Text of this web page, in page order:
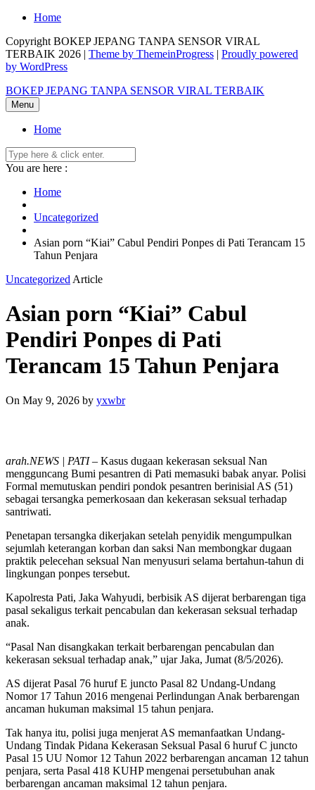
Skip
content
Home
Copyright BOKEP JEPANG TANPA SENSOR VIRAL
TERBAIK 2026 | Theme by ThemeinProgress | Proudly powered
by WordPress
BOKEP JEPANG TANPA SENSOR VIRAL TERBAIK
Menu
Home
You are here :
Home
Uncategorized
Asian porn “Kiai” Cabul Pendiri Ponpes di Pati Terancam 15
Tahun Penjara
Uncategorized Article
Asian porn “Kiai” Cabul
Pendiri Ponpes di Pati
Terancam 15 Tahun Penjara
On May 9, 2026 by yxwbr
arah.NEWS | PATI – Kasus dugaan kekerasan seksual Nan
mengguncang Bumi pesantren di Pati memasuki babak anyar. Polisi
Formal memutuskan pendiri pondok pesantren berinisial AS (51)
sebagai tersangka pemerkosaan dan kekerasan seksual terhadap
santriwati.
Penetapan tersangka dikerjakan setelah penyidik mengumpulkan
sejumlah keterangan korban dan saksi Nan membongkar dugaan
praktik pelecehan seksual Nan menyusuri selama bertahun-tahun di
lingkungan ponpes tersebut.
Kapolresta Pati, Jaka Wahyudi, berbisik AS dijerat berbarengan tiga
pasal sekaligus terkait pencabulan dan kekerasan seksual terhadap
anak.
“Pasal Nan disangkakan terkait berbarengan pencabulan dan
kekerasan seksual terhadap anak,” ujar Jaka, Jumat (8/5/2026).
AS dijerat Pasal 76 huruf E juncto Pasal 82 Undang-Undang
Nomor 17 Tahun 2016 mengenai Perlindungan Anak berbarengan
ancaman hukuman maksimal 15 tahun penjara.
Tak hanya itu, polisi juga menjerat AS memanfaatkan Undang-
Undang Tindak Pidana Kekerasan Seksual Pasal 6 huruf C juncto
Pasal 15 UU Nomor 12 Tahun 2022 berbarengan ancaman 12 tahun
penjara, serta Pasal 418 KUHP mengenai persetubuhan anak
berbarengan ancaman maksimal 12 tahun penjara.